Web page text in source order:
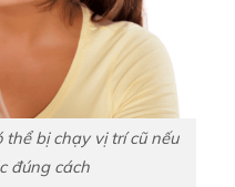
bị chạy vị trí cũ nếu
đúng cách